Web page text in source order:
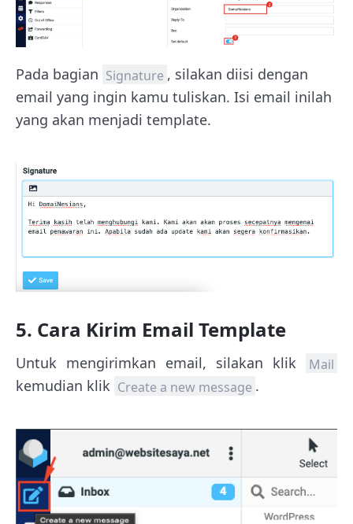
Pada bagian Signature , silakan diisi dengan
email yang ingin kamu tuliskan. Isi email inilah
yang akan menjadi template.
5. Cara Kirim Email Template
Untuk mengirimkan email, silakan klik Mail
kemudian klik Create a new message .